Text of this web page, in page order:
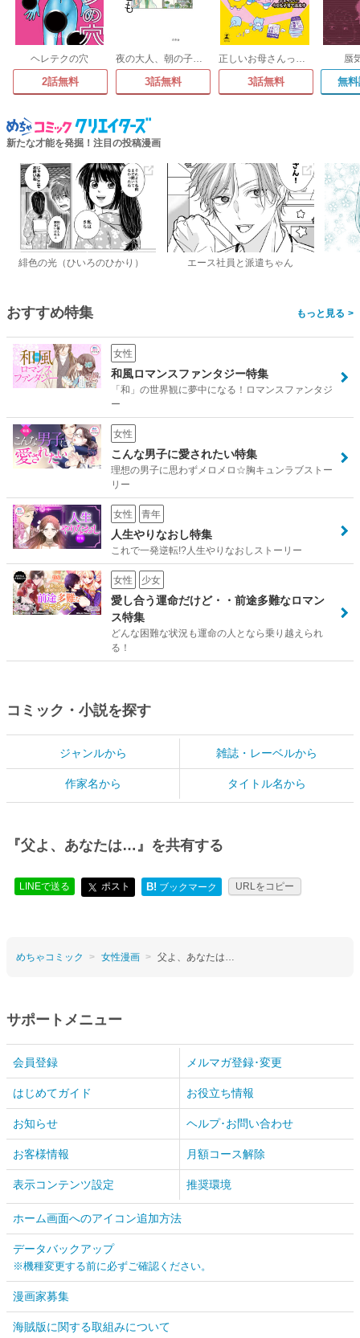
ヘレテクの穴
2話無料
夜の大人、朝の子ども
3話無料
正しいお母さんってなんですか!? 「ちゃんとしなきゃ」が止まらない! 今日も子育て迷走中
3話無料
蜃
無
新たな才能を発掘！注目の投稿漫画
緋色の光（ひいろのひかり） エース社員と派遣ちゃん
おすすめ特集 >
女性
和風ロマンスファンタジー特集
「和」の世界観に夢中になる！ロマンスファンタジ
ー
女性
こんな男子に愛されたい特集
理想の男子に思わずメロメロ☆胸キュンラブストー
リー
女性 青年
人生やりなおし特集
これで一発逆転!?人生やりなおしストーリー
女性 少女
愛し合う運命だけど・・前途多難なロマン
ス特集
どんな困難な状況も運命の人となら乗り越えられ
る！
コミック・小説を探す
ジャンルから 雑誌・レーベルから
作家名から タイトル名から
『父よ、あなたは…』を共有する
LINEで送る ポスト B! ブックマーク URLをコピー
めちゃコミック 女性漫画 父よ、あなたは…
サポートメニュー
会員登録 メルマガ登録･変更
はじめてガイド お役立ち情報
お知らせ ヘルプ･お問い合わせ
お客様情報 月額コース解除
表示コンテンツ設定 推奨環境
ホーム画面へのアイコン追加方法
データバックアップ
※機種変更する前に必ずご確認ください。
漫画家募集
海賊版に関する取組みについて